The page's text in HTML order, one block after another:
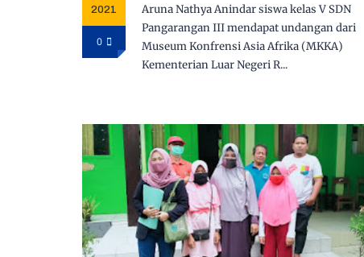
2021
0
Aruna Nathya Anindar siswa kelas V SDN
Pangarangan III mendapat undangan dari
Museum Konfrensi Asia Afrika (MKKA)
Kementerian Luar Negeri R...